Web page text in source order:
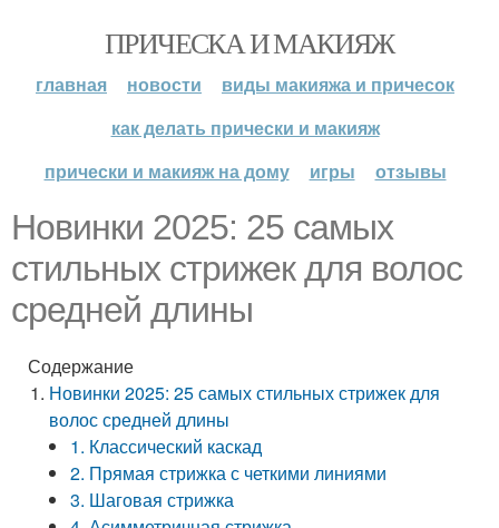
ПРИЧЕСКА И МАКИЯЖ
главная новости
виды макияжа и причесок
как делать прически и макияж
прически и макияж на дому
игры отзывы
Новинки 2025: 25 самых
стильных стрижек для волос
средней длины
Содержание
Новинки 2025: 25 самых стильных стрижек для
волос средней длины
1. Классический каскад
2. Прямая стрижка с четкими линиями
3. Шаговая стрижка